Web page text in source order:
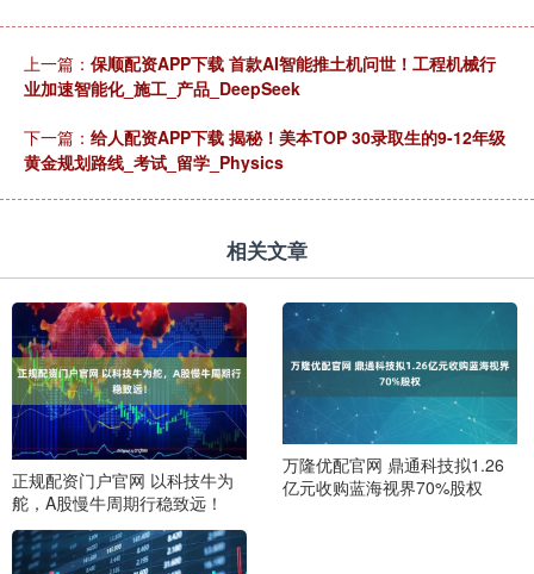
上一篇： 保顺配资APP下载 首款AI智能推土机问世！工程机械行
业加速智能化_施工_产品_DeepSeek
下一篇： 给人配资APP下载 揭秘！美本TOP 30录取生的9-12年级
黄金规划路线_考试_留学_Physics
相关文章
正规配资门户官网 以科技牛为
舵，A股慢牛周期行稳致远！
万隆优配官网 鼎通科技拟1.26
亿元收购蓝海视界70%股权